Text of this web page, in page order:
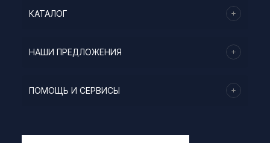
КАТАЛОГ
НАШИ ПРЕДЛОЖЕНИЯ
ПОМОЩЬ И СЕРВИСЫ